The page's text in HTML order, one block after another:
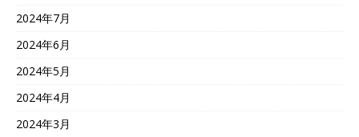
2024年7月
2024年6月
2024年5月
2024年4月
2024年3月